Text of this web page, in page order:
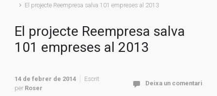
El projecte Reempresa salva 101 empreses al 2013
El projecte Reempresa salva
101 empreses al 2013
14 de febrer de 2014
Escrit
per Roser
Deixa un comentari